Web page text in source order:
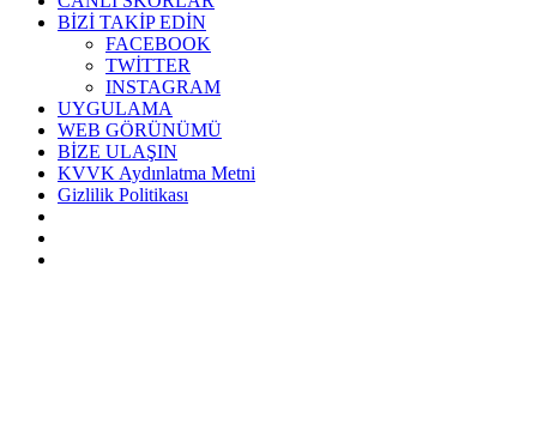
BİZİ TAKİP EDİN
FACEBOOK
TWİTTER
INSTAGRAM
UYGULAMA
WEB GÖRÜNÜMÜ
BİZE ULAŞIN
KVVK Aydınlatma Metni
Gizlilik Politikası